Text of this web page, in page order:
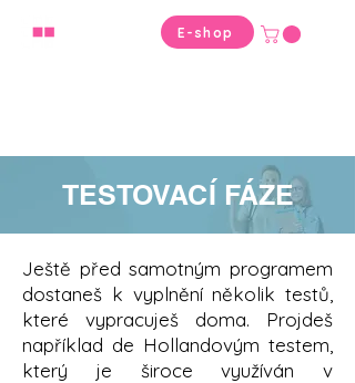
E-shop
TESTOVACÍ FÁZE
Ještě před samotným programem
dostaneš k vyplnění několik testů,
které vypracuješ doma. Projdeš
například de Hollandovým testem,
který je široce využíván v